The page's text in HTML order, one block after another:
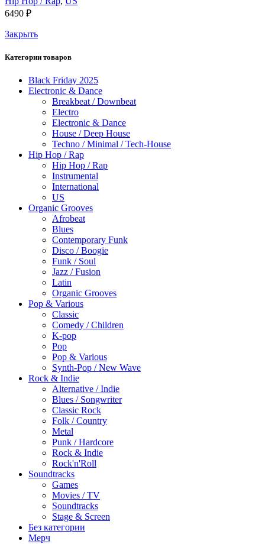
6490 ₽
Закрыть
Категории товаров
Black Friday 2025
Electronic & Dance
Breakbeat / Downbeat
Electro
Electronic & Dance
House / Deep House
Techno / Minimal / Tech-House
Hip Hop / Rap
Hip Hop / Rap
Instrumental
International
US
Organic Grooves
Afrobeat
Blues
Contemporary Funk
Disco / Boogie
Funk / Soul
Jazz / Fusion
Latin
Organic Grooves
Pop & Various
Classic
Comedy / Children
K-pop
Pop
Pop & Various
Synth-Pop / New Wave
Rock & Indie
Alternative / Indie
Blues / Songwriter
Classic Rock
Folk / Country
Metal
Punk / Hardcore
Rock & Indie
Rock'n'Roll
Soundtracks
Games
Movies / TV
Soundtracks
Stage & Screen
Без категории
Мерч